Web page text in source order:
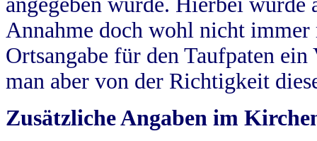
Annahme doch wohl nicht
Ortsangabe für den Taufpaten
man aber von der Richtigkeit
Zusätzliche Angaben im